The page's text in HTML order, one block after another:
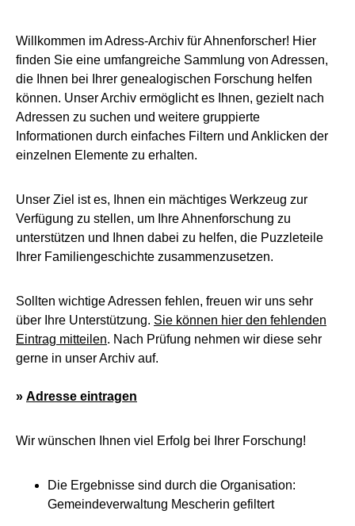
Willkommen im Adress-Archiv für Ahnenforscher! Hier
finden Sie eine umfangreiche Sammlung von Adressen,
die Ihnen bei Ihrer genealogischen Forschung helfen
können. Unser Archiv ermöglicht es Ihnen, gezielt nach
Adressen zu suchen und weitere gruppierte
Informationen durch einfaches Filtern und Anklicken der
einzelnen Elemente zu erhalten.
Unser Ziel ist es, Ihnen ein mächtiges Werkzeug zur
Verfügung zu stellen, um Ihre Ahnenforschung zu
unterstützen und Ihnen dabei zu helfen, die Puzzleteile
Ihrer Familiengeschichte zusammenzusetzen.
Sollten wichtige Adressen fehlen, freuen wir uns sehr
über Ihre Unterstützung. Sie können hier den fehlenden
Eintrag mitteilen. Nach Prüfung nehmen wir diese sehr
gerne in unser Archiv auf.
» Adresse eintragen
Wir wünschen Ihnen viel Erfolg bei Ihrer Forschung!
Die Ergebnisse sind durch die Organisation:
Gemeindeverwaltung Mescherin gefiltert